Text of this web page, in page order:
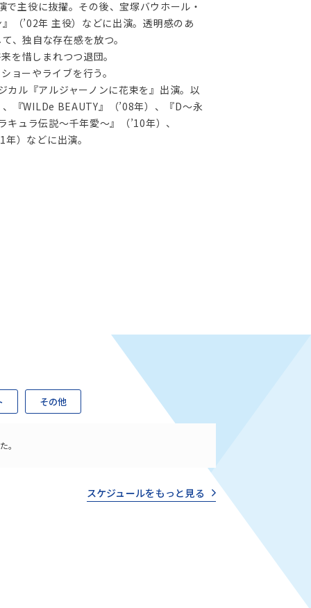
で主役に抜擢。その後、宝塚バウホール・
（’02年 主役）などに出演。透明感のあ
、独自な存在感を放つ。
を惜しまれつつ退団。
ョーやライブを行う。
カル『アルジャーノンに花束を』出演。以
『WILDe BEAUTY』（’08年）、『D～永
ュラ伝説～千年愛～』（’10年）、
）などに出演。
その他
。
スケジュールをもっと見る